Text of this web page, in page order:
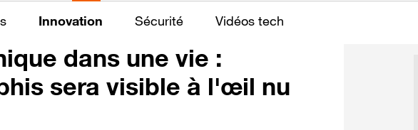
Innovation Sécurité Vidéos tech
dans une vie :
sera visible à l'œil nu